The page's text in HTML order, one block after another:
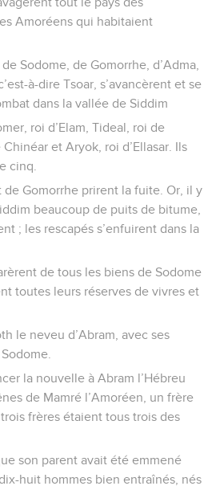
Amoréens qui habitaient
Sodome, de Gomorrhe, d’Adma,
à-dire Tsoar, s’avancèrent et se
dans la vallée de Siddim
roi d’Elam, Tideal, roi de
et Aryok, roi d’Ellasar. Ils
cinq.
de Gomorrhe prirent la fuite. Or, il y
beaucoup de puits de bitume,
; les rescapés s’enfuirent dans la
de tous les biens de Sodome
toutes leurs réserves de vivres et
le neveu d’Abram, avec ses
la nouvelle à Abram l’Hébreu
de Mamré l’Amoréen, un frère
trois frères étaient tous trois des
son parent avait été emmené
huit hommes bien entraînés, nés